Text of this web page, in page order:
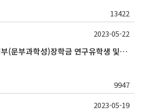
13422
2024년도 일본 정부(문부과학성)장학금 연구유학생 및 일한공동고등교육 유학생 교류사업(석사·박사학위 과정) 선발
9947
2023-05-22
2023-05-19